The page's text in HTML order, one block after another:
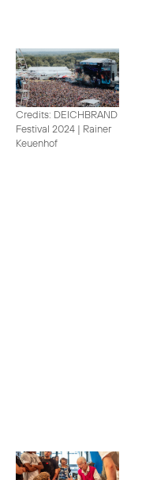
Credits: DEICHBRAND
Festival 2024 | Rainer
Keuenhof